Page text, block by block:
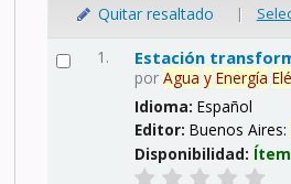
Quitar resaltado |
1. Estación
porAgua y Energía
Idioma:Español
Editor:Buenos Aires:
Disponibilidad: